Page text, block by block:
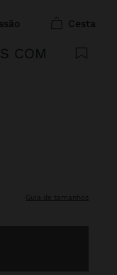
cesta
COM
guia de tamanhos